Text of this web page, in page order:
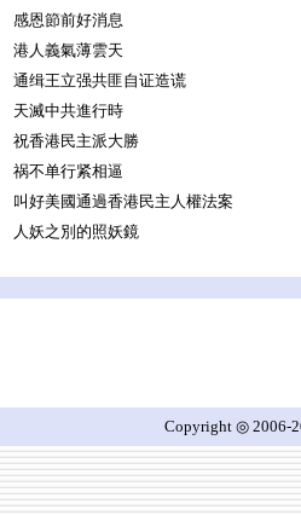
感恩節前好消息
港人義氣薄雲天
通缉王立强共匪自证造谎
天滅中共進行時
祝香港民主派大勝
祸不单行紧相逼
叫好美國通過香港民主人權法案
人妖之別的照妖鏡
Copyright ◎ 2006-